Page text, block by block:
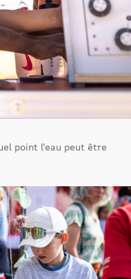
point l’eau peut être